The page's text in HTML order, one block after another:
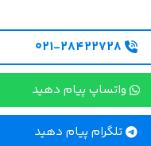
واتساپ پیام دهید
تلگرام پیام دهید